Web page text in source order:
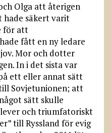
Olga att återigen
hade säkert varit
för att
fått en ny ledare
Mor och dotter
In i det sista var
ett eller annat sätt
Sovjetunionen; att
sätt skulle
och triumfatoriskt
till Ryssland för evig